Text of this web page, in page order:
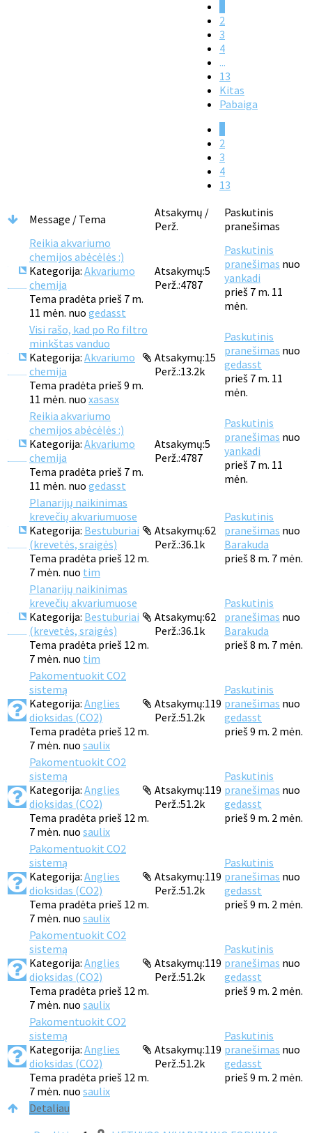
2
3
4
...
13
Kitas
Pabaiga
2
3
4
13
Message / Tema
Atsakymų /
Perž.
Paskutinis
pranešimas
Detaliau
Reikia akvariumo
chemijos abėcėlės :)
Kategorija: Akvariumo
chemija
Tema pradėta prieš 7 m.
11 mėn. nuo gedasst
Atsakymų:5
Perž.:4787
Paskutinis
pranešimas nuo
yankadi
prieš 7 m. 11
mėn.
Visi rašo, kad po Ro filtro
minkštas vanduo
Kategorija: Akvariumo
chemija
Tema pradėta prieš 9 m.
11 mėn. nuo xasasx
Atsakymų:15
Perž.:13.2k
Paskutinis
pranešimas nuo
gedasst
prieš 7 m. 11
mėn.
Reikia akvariumo
chemijos abėcėlės :)
Kategorija: Akvariumo
chemija
Tema pradėta prieš 7 m.
11 mėn. nuo gedasst
Atsakymų:5
Perž.:4787
Paskutinis
pranešimas nuo
yankadi
prieš 7 m. 11
mėn.
Planarijų naikinimas
krevečių akvariumuose
Kategorija: Bestuburiai
(krevetės, sraigės)
Tema pradėta prieš 12 m.
7 mėn. nuo tim
Atsakymų:62
Perž.:36.1k
Paskutinis
pranešimas nuo
Barakuda
prieš 8 m. 7 mėn.
Planarijų naikinimas
krevečių akvariumuose
Kategorija: Bestuburiai
(krevetės, sraigės)
Tema pradėta prieš 12 m.
7 mėn. nuo tim
Atsakymų:62
Perž.:36.1k
Paskutinis
pranešimas nuo
Barakuda
prieš 8 m. 7 mėn.
Pakomentuokit CO2
sistemą
Kategorija: Anglies
dioksidas (CO2)
Tema pradėta prieš 12 m.
7 mėn. nuo saulix
Atsakymų:119
Perž.:51.2k
Paskutinis
pranešimas nuo
gedasst
prieš 9 m. 2 mėn.
Pakomentuokit CO2
sistemą
Kategorija: Anglies
dioksidas (CO2)
Tema pradėta prieš 12 m.
7 mėn. nuo saulix
Atsakymų:119
Perž.:51.2k
Paskutinis
pranešimas nuo
gedasst
prieš 9 m. 2 mėn.
Pakomentuokit CO2
sistemą
Kategorija: Anglies
dioksidas (CO2)
Tema pradėta prieš 12 m.
7 mėn. nuo saulix
Atsakymų:119
Perž.:51.2k
Paskutinis
pranešimas nuo
gedasst
prieš 9 m. 2 mėn.
Pakomentuokit CO2
sistemą
Kategorija: Anglies
dioksidas (CO2)
Tema pradėta prieš 12 m.
7 mėn. nuo saulix
Atsakymų:119
Perž.:51.2k
Paskutinis
pranešimas nuo
gedasst
prieš 9 m. 2 mėn.
Pakomentuokit CO2
sistemą
Kategorija: Anglies
dioksidas (CO2)
Tema pradėta prieš 12 m.
7 mėn. nuo saulix
Atsakymų:119
Perž.:51.2k
Paskutinis
pranešimas nuo
gedasst
prieš 9 m. 2 mėn.